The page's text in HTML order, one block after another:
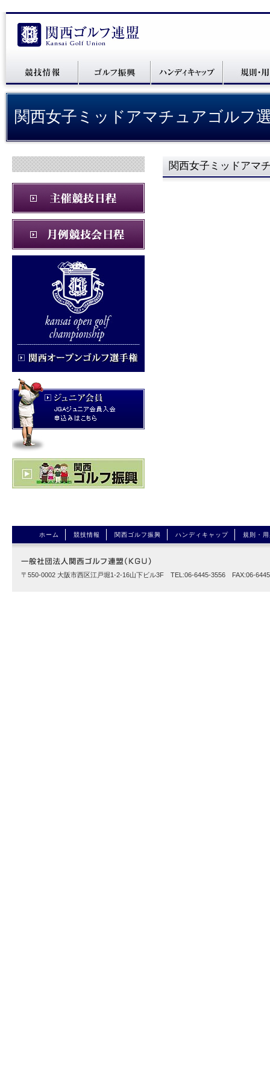
関西女子ミッドアマチュアゴルフ
関西女子ミッドアマ
ホーム 競技情報 関西ゴルフ振興 ハンディキャップ 規則・
〒550-0002 大阪市西区江戸堀1-2-16山下ビル3F TEL:06-6445-3556 FAX:06-